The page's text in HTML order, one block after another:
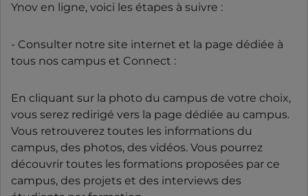
Ynov en ligne, voici les étapes à suivre :
- Consulter notre site internet et la page dédiée à
tous nos campus et Connect :
En cliquant sur la photo du campus de votre choix,
vous serez redirigé vers la page dédiée au campus.
Vous retrouverez toutes les informations du
campus, des photos, des vidéos. Vous pourrez
découvrir toutes les formations proposées par ce
campus, des projets et des interviews des